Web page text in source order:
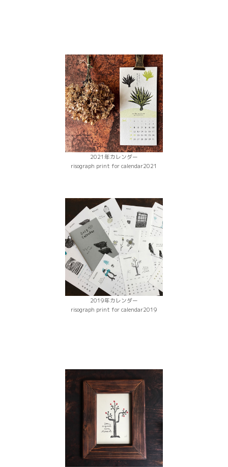
2021年カレンダー
risograph print for calendar2021
2019年カレンダー
risograph print for calendar2019